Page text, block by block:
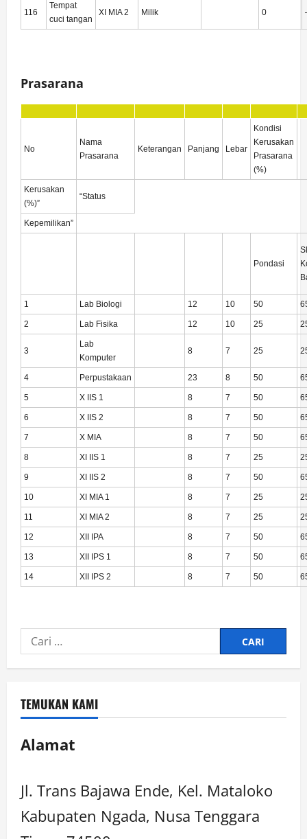
116
Tempat
cuci tangan
XI MIA 2 Milik 0
Prasarana
No
Nama
Prasarana
Keterangan Panjang Lebar
Kondisi
Kerusakan
Prasarana
(%)
Kerusakan
(%)”
“Status
Kepemilikan”
Pondasi
1 Lab Biologi 12 10 50
2 Lab Fisika 12 10 25
3
Lab
Komputer
8 7 25
4 Perpustakaan 23 8 50
5 X IIS 1 8 7 50
6 X IIS 2 8 7 50
7 X MIA 8 7 50
8 XI IIS 1 8 7 25
9 XI IIS 2 8 7 50
10 XI MIA 1 8 7 25
11 XI MIA 2 8 7 25
12 XII IPA 8 7 50
13 XII IPS 1 8 7 50
14 XII IPS 2 8 7 50
TEMUKAN KAMI
Alamat
Jl. Trans Bajawa Ende, Kel. Mataloko
Kabupaten Ngada, Nusa Tenggara